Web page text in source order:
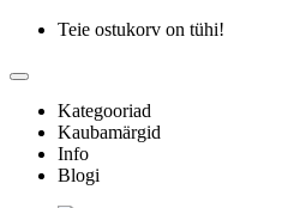
Teie ostukorv on tühi!
Kategooriad
Kaubamärgid
Info
Blogi